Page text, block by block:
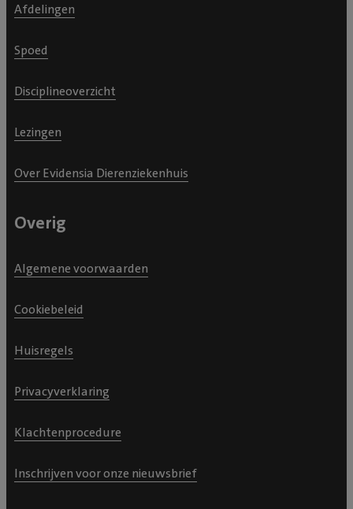
Afdelingen
Spoed
Disciplineoverzicht
Lezingen
Over Evidensia Dierenziekenhuis
Overig
Algemene voorwaarden
Cookiebeleid
Huisregels
Privacyverklaring
Klachtenprocedure
Inschrijven voor onze nieuwsbrief